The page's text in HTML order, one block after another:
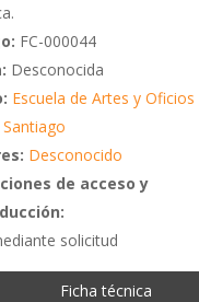
FC-000044
Desconocida
Escuela de Artes y Oficios
Santiago
Desconocido
de acceso y
solicitud
Ficha técnica